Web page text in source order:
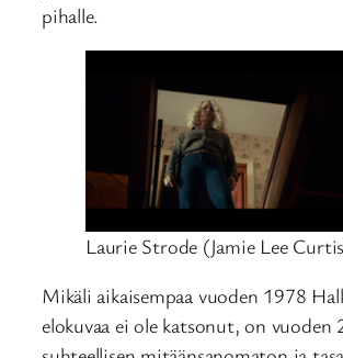
pihalle.
Laurie Strode (Jamie Lee
Mikäli aikaisempaa vuoden 1978
elokuvaa ei ole katsonut, on vuoden